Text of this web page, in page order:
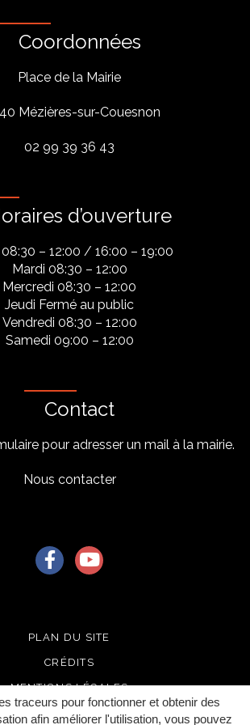
traceurs pour fonctionner et obtenir des
afin améliorer l'utilisation, vous pouvez
Coordonnées
Place de la Mairie
Mézières-sur-Couesnon
02 99 39 36 43
d’ouverture
– 12:00 / 16:00 – 19:00
Mardi 08:30 – 12:00
Mercredi 08:30 – 12:00
Jeudi Fermé au public
Vendredi 08:30 – 12:00
Samedi 09:00 – 12:00
Contact
pour adresser un mail à la mairie.
Nous contacter
Lien vers le compte Facebook
Lien vers la chaîne
PLAN DU SITE
CRÉDITS
MENTIONS LÉGALES
ACCESSIBILITÉ